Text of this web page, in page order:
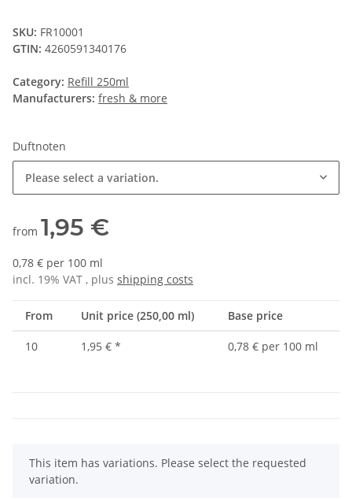
SKU: FR10001
GTIN: 4260591340176
Category: Refill 250ml
Manufacturers: fresh & more
Duftnoten
Please select a variation.
from 1,95 €
0,78 € per 100 ml
incl. 19% VAT , plus shipping costs
From Unit price (250,00 ml) Base price
10 1,95 € * 0,78 € per 100 ml
x
This item has variations. Please select the requested
variation.